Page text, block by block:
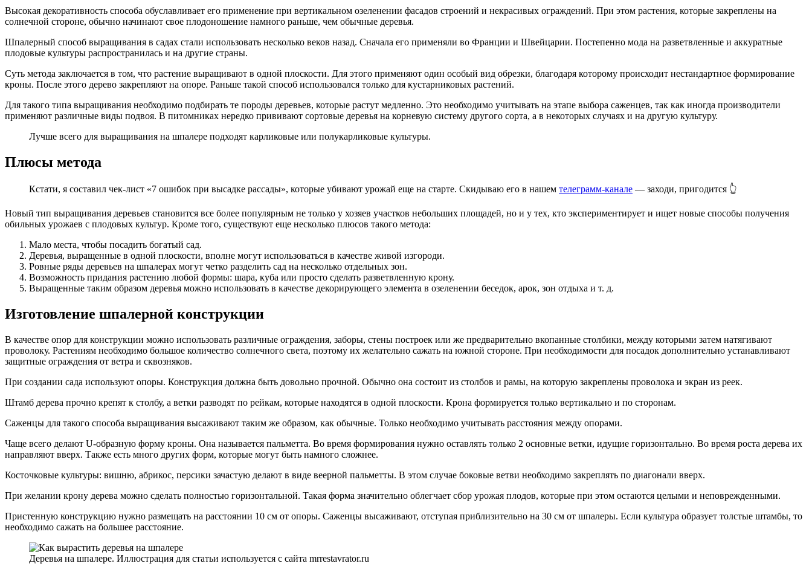
Высокая декоративность способа обуславливает его применение при вертикальном озеленении фасадов строений и некрасивых ограждений. При этом растения, которые закреплены на
солнечной стороне, обычно начинают свое плодоношение намного раньше, чем обычные деревья.
Шпалерный способ выращивания в садах стали использовать несколько веков назад. Сначала его применяли во Франции и Швейцарии. Постепенно мода на разветвленные и аккуратные
плодовые культуры распространилась и на другие страны.
Суть метода заключается в том, что растение выращивают в одной плоскости. Для этого применяют один особый вид обрезки, благодаря которому происходит нестандартное формирование
кроны. После этого дерево закрепляют на опоре. Раньше такой способ использовался только для кустарниковых растений.
Для такого типа выращивания необходимо подбирать те породы деревьев, которые растут медленно. Это необходимо учитывать на этапе выбора саженцев, так как иногда производители
применяют различные виды подвоя. В питомниках нередко прививают сортовые деревья на корневую систему другого сорта, а в некоторых случаях и на другую культуру.
Лучше всего для выращивания на шпалере подходят карликовые или полукарликовые культуры.
Плюсы метода
Кстати, я составил чек-лист «7 ошибок при высадке рассады», которые убивают урожай еще на старте. Скидываю его в нашем телеграмм-канале — заходи, пригодится 👆
Новый тип выращивания деревьев становится все более популярным не только у хозяев участков небольших площадей, но и у тех, кто экспериментирует и ищет новые способы получения
обильных урожаев с плодовых культур. Кроме того, существуют еще несколько плюсов такого метода:
Мало места, чтобы посадить богатый сад.
Деревья, выращенные в одной плоскости, вполне могут использоваться в качестве живой изгороди.
Ровные ряды деревьев на шпалерах могут четко разделить сад на несколько отдельных зон.
Возможность придания растению любой формы: шара, куба или просто сделать разветвленную крону.
Выращенные таким образом деревья можно использовать в качестве декорирующего элемента в озеленении беседок, арок, зон отдыха и т. д.
Изготовление шпалерной конструкции
В качестве опор для конструкции можно использовать различные ограждения, заборы, стены построек или же предварительно вкопанные столбики, между которыми затем натягивают
проволоку. Растениям необходимо большое количество солнечного света, поэтому их желательно сажать на южной стороне. При необходимости для посадок дополнительно устанавливают
защитные ограждения от ветра и сквозняков.
При создании сада используют опоры. Конструкция должна быть довольно прочной. Обычно она состоит из столбов и рамы, на которую закреплены проволока и экран из реек.
Штамб дерева прочно крепят к столбу, а ветки разводят по рейкам, которые находятся в одной плоскости. Крона формируется только вертикально и по сторонам.
Саженцы для такого способа выращивания высаживают таким же образом, как обычные. Только необходимо учитывать расстояния между опорами.
Чаще всего делают U-образную форму кроны. Она называется пальметта. Во время формирования нужно оставлять только 2 основные ветки, идущие горизонтально. Во время роста дерева их
направляют вверх. Также есть много других форм, которые могут быть намного сложнее.
Косточковые культуры: вишню, абрикос, персики зачастую делают в виде веерной пальметты. В этом случае боковые ветви необходимо закреплять по диагонали вверх.
При желании крону дерева можно сделать полностью горизонтальной. Такая форма значительно облегчает сбор урожая плодов, которые при этом остаются целыми и неповрежденными.
Пристенную конструкцию нужно размещать на расстоянии 10 см от опоры. Саженцы высаживают, отступая приблизительно на 30 см от шпалеры. Если культура образует толстые штамбы, то
необходимо сажать на большее расстояние.
Деревья на шпалере. Иллюстрация для статьи используется с сайта mrrestavrator.ru